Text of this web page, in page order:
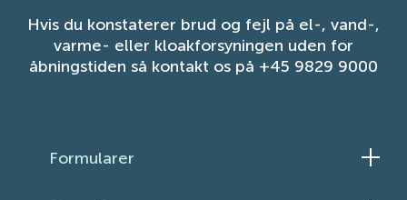
Hvis du konstaterer brud og fejl på el-, vand-,
varme- eller kloakforsyningen uden for
åbningstiden så kontakt os på +45 9829 9000
Formularer